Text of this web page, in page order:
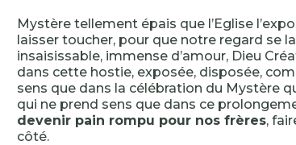
Mystère tellement épais que l’Eglise
laisser toucher, pour que notre regard se
insaisissable, immense d’amour, Dieu
dans cette hostie, exposée, disposée,
sens que dans la célébration du Mystère
qui ne prend sens que dans ce
devenir pain rompu pour nos frères,
côté.